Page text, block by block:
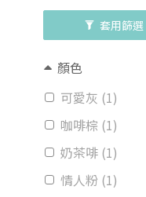
套用篩選
顏色
可愛灰 (1)
咖啡棕 (1)
奶茶啡 (1)
情人粉 (1)